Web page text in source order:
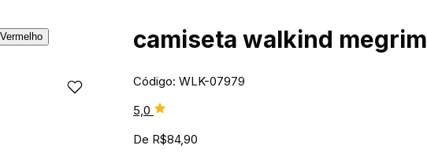
camiseta walkind megrim
Código: WLK-07979
5,0
De R$84,90